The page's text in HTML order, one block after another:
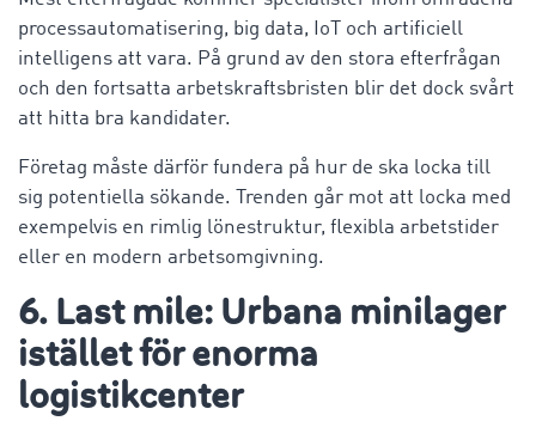
processautomatisering, big data, IoT och artificiell
intelligens att vara. På grund av den stora efterfrågan
och den fortsatta arbetskraftsbristen blir det dock svårt
att hitta bra kandidater.
Företag måste därför fundera på hur de ska locka till
sig potentiella sökande. Trenden går mot att locka med
exempelvis en rimlig lönestruktur, flexibla arbetstider
eller en modern arbetsomgivning.
6. Last mile: Urbana minilager
istället för enorma
logistikcenter